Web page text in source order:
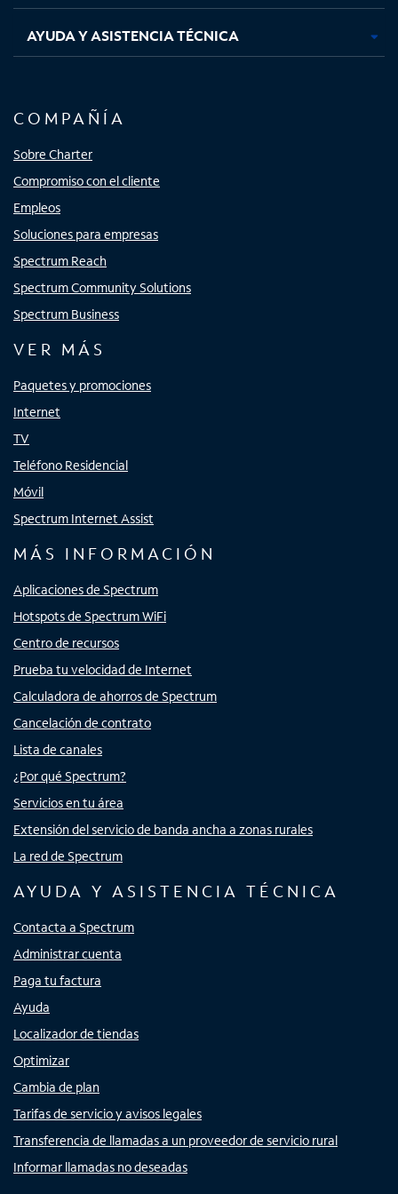
AYUDA Y ASISTENCIA TÉCNICA
COMPAÑÍA
Sobre Charter
Compromiso con el cliente
Empleos
Soluciones para empresas
Spectrum Reach
Spectrum Community Solutions
Spectrum Business
VER MÁS
Paquetes y promociones
Internet
TV
Teléfono Residencial
Móvil
Spectrum Internet Assist
MÁS INFORMACIÓN
Aplicaciones de Spectrum
Hotspots de Spectrum WiFi
Centro de recursos
Prueba tu velocidad de Internet
Calculadora de ahorros de Spectrum
Cancelación de contrato
Lista de canales
¿Por qué Spectrum?
Servicios en tu área
Extensión del servicio de banda ancha a zonas rurales
La red de Spectrum
AYUDA Y ASISTENCIA TÉCNICA
Contacta a Spectrum
Administrar cuenta
Paga tu factura
Ayuda
Localizador de tiendas
Optimizar
Cambia de plan
Tarifas de servicio y avisos legales
Transferencia de llamadas a un proveedor de servicio rural
Informar llamadas no deseadas